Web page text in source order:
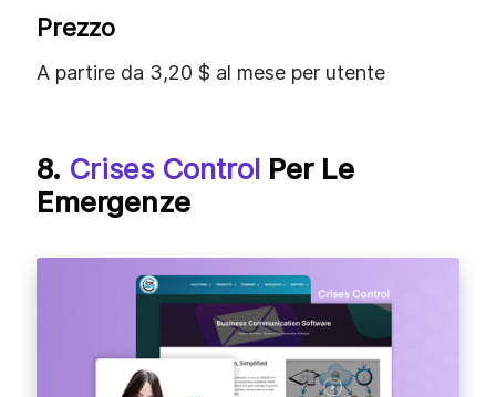
Prezzo
A partire da 3,20 $ al mese per utente
8. Crises Control Per Le
Emergenze